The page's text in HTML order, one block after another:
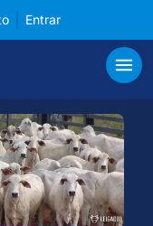
para
Entrar